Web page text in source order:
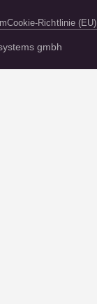
gmbh
Cookie-Richtlinie (EU)